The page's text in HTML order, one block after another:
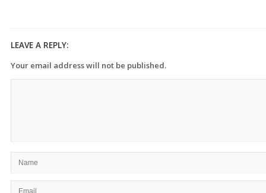
LEAVE A REPLY:
Your email address will not be published.